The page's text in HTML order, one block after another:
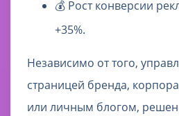
💰 Рост конверсии
+35%.
Независимо от того,
страницей бренда,
или личным блогом,